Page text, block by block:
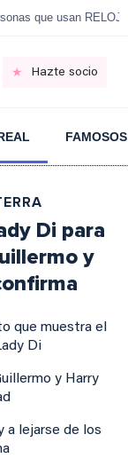
que usan RELOJ
Hazte socio
FAMOSOS
Di para
y
que muestra el
Di
y Harry
a lejarse de los